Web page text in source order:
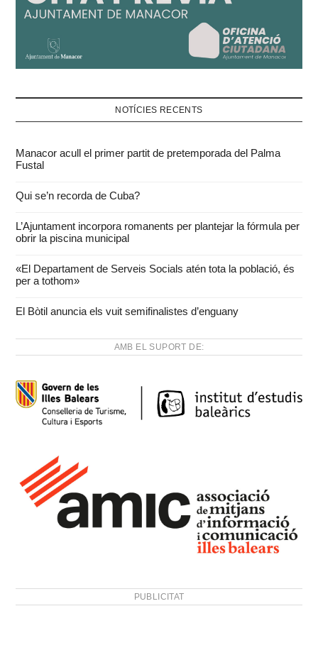
NOTÍCIES RECENTS
Manacor acull el primer partit de pretemporada del Palma
Fustal
Qui se’n recorda de Cuba?
L’Ajuntament incorpora romanents per plantejar la fórmula per
obrir la piscina municipal
«El Departament de Serveis Socials atén tota la població, és
per a tothom»
El Bòtil anuncia els vuit semifinalistes d’enguany
AMB EL SUPORT DE:
PUBLICITAT